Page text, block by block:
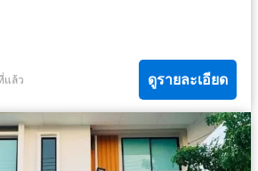
แล้ว ดูรายละเอียด